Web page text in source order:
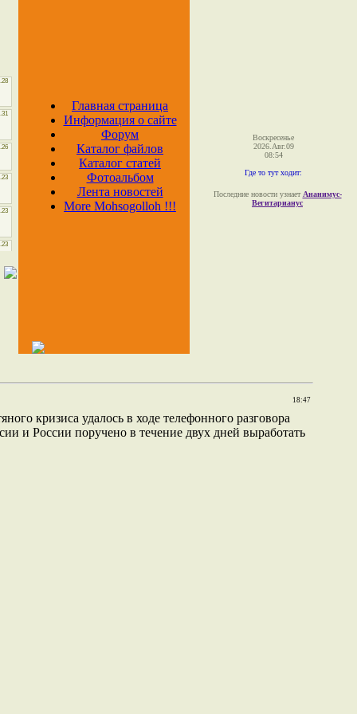
Главная страница
Информация о сайте
Форум
Каталог файлов
Каталог статей
Фотоальбом
Лента новостей
More Mohsogolloh !!!
Воскресенье
2026.Авг.09
08:54
Где то тут ходит:
Последние новости узнает Ананимус-
Вегитарианус
18:47
кризиса удалось в ходе телефонного разговора
и России поручено в течение двух дней выработать